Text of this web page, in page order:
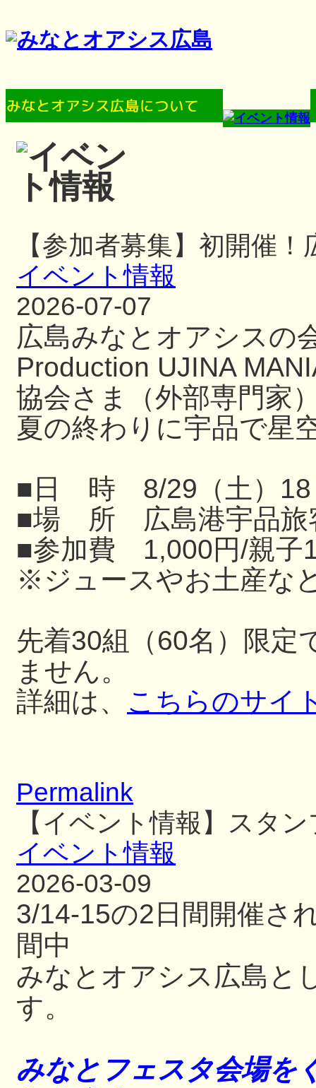
【参加者募集】初開催
イベント情報
2026-07-07
広島みなとオアシスの
Production UJINA
協会さま（外部専門家
夏の終わりに宇品で星
■日 時 8/29（土）18
■場 所 広島港宇品旅
■参加費 1,000円/親子
※ジュースやお土産な
先着30組（60名）限定
ません。
詳細は、 こちらのサイ
Permalink
【イベント情報】スタ
イベント情報
2026-03-09
3/14-15の2日間開催さ
間中
みなとオアシス広島と
す。
みなとフェスタ会場を